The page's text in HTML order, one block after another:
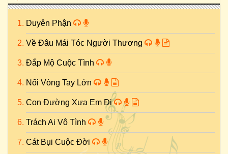
Duyên Phận
Về Đâu Mái Tóc Người Thương
Đắp Mộ Cuộc Tình
Nối Vòng Tay Lớn
Con Đường Xưa Em Đi
Trách Ai Vô Tình
Cát Bụi Cuộc Đời